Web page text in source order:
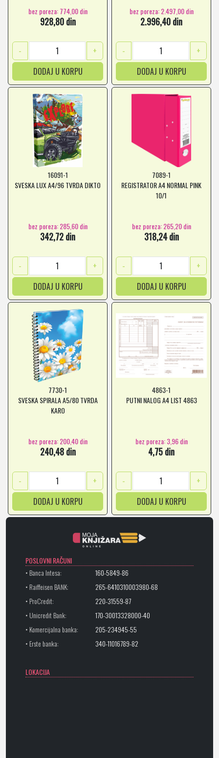
bez poreza: 774,00 din
928,80 din
-
+
DODAJ U KORPU
bez poreza: 2.497,00 din
2.996,40 din
-
+
DODAJ U KORPU
16091-1
SVESKA LUX A4/96 TVRDA DIKTO
bez poreza: 285,60 din
342,72 din
-
+
DODAJ U KORPU
7089-1
REGISTRATOR A4 NORMAL PINK
10/1
bez poreza: 265,20 din
318,24 din
-
+
DODAJ U KORPU
7730-1
SVESKA SPIRALA A5/80 TVRDA
KARO
bez poreza: 200,40 din
240,48 din
-
+
DODAJ U KORPU
4863-1
PUTNI NALOG A4 LIST 4863
bez poreza: 3,96 din
4,75 din
-
+
DODAJ U KORPU
POSLOVNI RAČUNI
• Banca Intesa:
160-5849-86
• Raiffeisen BANK:
265-6410310003980-68
• ProCredit:
220-31559-87
• Unicredit Bank:
170-30013328000-40
• Komercijalna banka:
205-234945-55
• Erste banka:
340-11016789-82
LOKACIJA